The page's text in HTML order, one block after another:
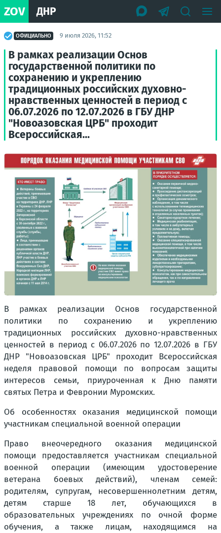
ZOV ДНР
ОФИЦИАЛЬНО 9 июля 2026, 11:52
В рамках реализации Основ
государственной политики по
сохранению и укреплению
традиционных российских духовно-
нравственных ценностей в период с
06.07.2026 по 12.07.2026 в ГБУ ДНР
"Новоазовская ЦРБ" проходит
Всероссийская...
В рамках реализации Основ государственной
политики по сохранению и укреплению
традиционных российских духовно-нравственных
ценностей в период с 06.07.2026 по 12.07.2026 в ГБУ
ДНР "Новоазовская ЦРБ" проходит Всероссийская
неделя правовой помощи по вопросам защиты
интересов семьи, приуроченная к Дню памяти
святых Петра и Февронии Муромских.
Об особенностях оказания медицинской помощи
участникам специальной военной операции
Право внеочередного оказания медицинской
помощи предоставляется участникам специальной
военной операции (имеющим удостоверение
ветерана боевых действий), членам семей:
родителям, супругам, несовершеннолетним детям,
детям старше 18 лет, обучающихся в
образовательных учреждениях по очной форме
обучения, а также лицам, находящимся на